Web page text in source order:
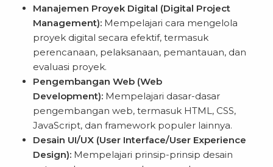
Manajemen Proyek Digital (Digital Project
Management): Mempelajari cara mengelola
proyek digital secara efektif, termasuk
perencanaan, pelaksanaan, pemantauan, dan
evaluasi proyek.
Pengembangan Web (Web
Development): Mempelajari dasar-dasar
pengembangan web, termasuk HTML, CSS,
JavaScript, dan framework populer lainnya.
Desain UI/UX (User Interface/User Experience
Design): Mempelajari prinsip-prinsip desain